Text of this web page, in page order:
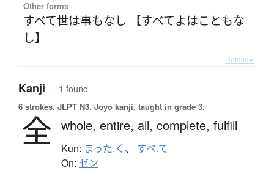
Other forms
すべて世は事もなし 【すべてよはこともな
し】
Details ▸
Kanji — 1 found
6 strokes. JLPT N3. Jōyō kanji, taught in grade 3.
全 whole, entire, all, complete, fulfill
Kun: まった.く 、 すべ.て
On: ゼン